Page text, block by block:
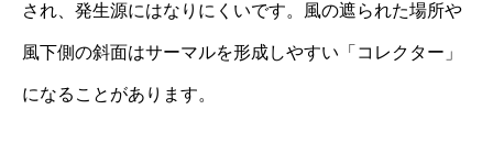
され、発生源にはなりにくいです。風の遮られた場所や
風下側の斜面はサーマルを形成しやすい「コレクター」
になることがあります。